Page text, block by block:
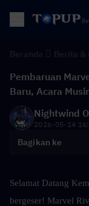
Pembaruan
Baru, Acara
Nightwind
2026-05-14
Bagikan ke
Selamat Datang
bergeser! Marvel